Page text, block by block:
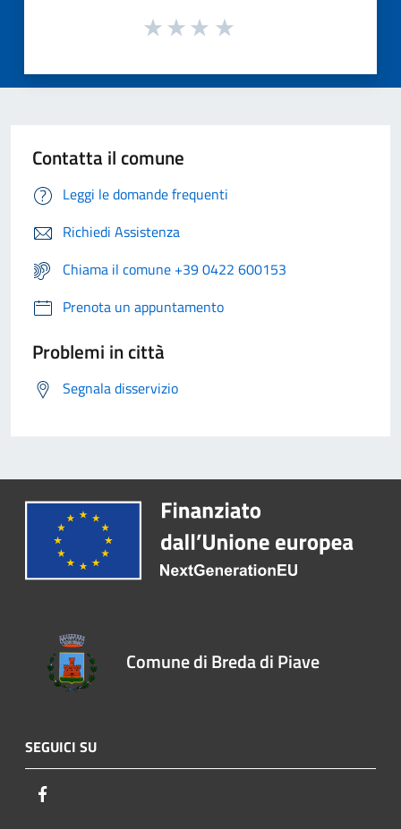
Contatta il comune
Leggi le domande frequenti
Richiedi Assistenza
Chiama il comune +39 0422 600153
Prenota un appuntamento
Problemi in città
Segnala disservizio
Comune di Breda di Piave
SEGUICI SU